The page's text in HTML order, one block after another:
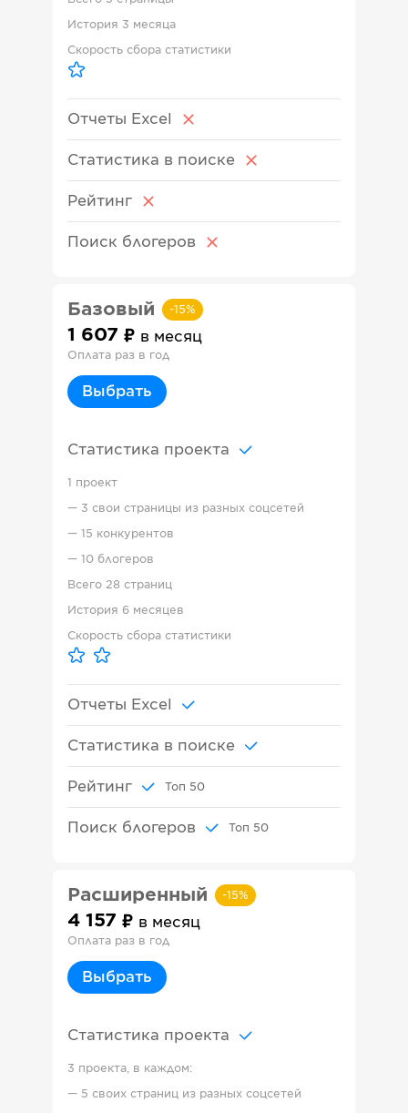
История 3 месяца
Скорость сбора статистики
Отчеты Excel
Статистика в поиске
Рейтинг
Поиск блогеров
Базовый -15%
1 607 в месяц
Оплата раз в год
Выбрать
Статистика проекта
1 проект
— 3 свои страницы из разных соцсетей
— 15 конкурентов
— 10 блогеров
Всего 28 страниц
История 6 месяцев
Скорость сбора статистики
Отчеты Excel
Статистика в поиске
Рейтинг Топ 50
Поиск блогеров Топ 50
Расширенный -15%
4 157 в месяц
Оплата раз в год
Выбрать
Статистика проекта
3 проекта, в каждом:
— 5 своих страниц из разных соцсетей